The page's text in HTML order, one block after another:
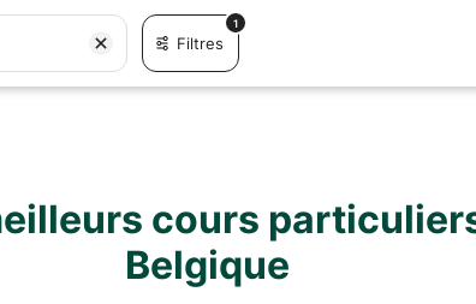
Filtres
1
cours
Belgique